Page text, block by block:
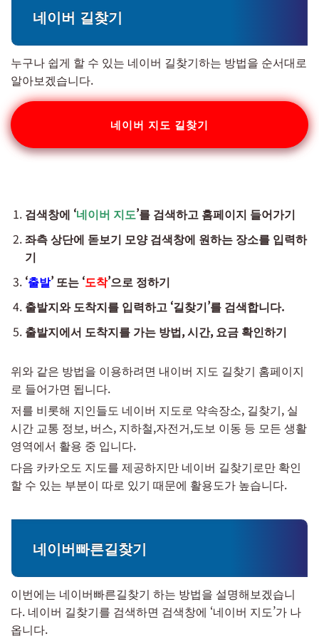
네이버 길찾기
누구나 쉽게 할 수 있는 네이버 길찾기하는 방법을 순서대로
알아보겠습니다.
네이버 지도 길찾기
검색창에 ‘네이버 지도’를 검색하고 홈페이지 들어가기
좌측 상단에 돋보기 모양 검색창에 원하는 장소를 입력하
기
‘출발’ 또는 ‘도착’으로 정하기
출발지와 도착지를 입력하고 ‘길찾기’를 검색합니다.
출발지에서 도착지를 가는 방법, 시간, 요금 확인하기
위와 같은 방법을 이용하려면 내이버 지도 길찾기 홈페이지
로 들어가면 됩니다.
저를 비롯해 지인들도 네이버 지도로 약속장소, 길찾기, 실
시간 교통 정보, 버스, 지하철,자전거,도보 이동 등 모든 생활
영역에서 활용 중 입니다.
다음 카카오도 지도를 제공하지만 네이버 길찾기로만 확인
할 수 있는 부분이 따로 있기 때문에 활용도가 높습니다.
네이버빠른길찾기
이번에는 네이버빠른길찾기 하는 방법을 설명해보겠습니
다. 네이버 길찾기를 검색하면 검색창에 ‘네이버 지도’가 나
옵니다.